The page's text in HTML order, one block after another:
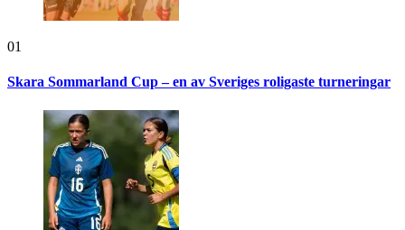
01
Skara Sommarland Cup – en av Sveriges roligaste turneringar